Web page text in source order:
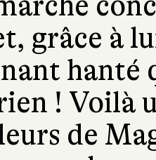
grâce à
hanté
! Voilà
de